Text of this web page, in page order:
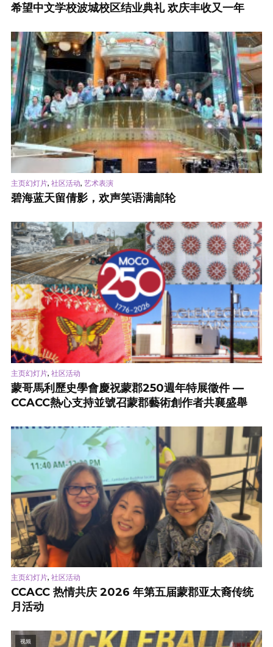
希望中文学校波城校区结业典礼 欢庆丰收又一年
主页幻灯片, 社区活动, 艺术表演
碧海蓝天留倩影，欢声笑语满邮轮
主页幻灯片, 社区活动
蒙哥馬利歷史學會慶祝蒙郡250週年特展徵件 —
CCACC熱心支持並號召蒙郡藝術創作者共襄盛舉
主页幻灯片, 社区活动
CCACC 热情共庆 2026 年第五届蒙郡亚太裔传统
月活动
视频